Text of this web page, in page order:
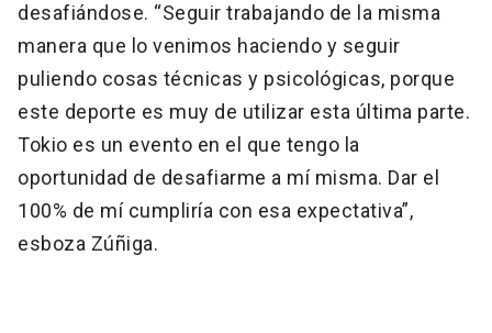
desafiándose. “Seguir trabajando de la misma
manera que lo venimos haciendo y seguir
puliendo cosas técnicas y psicológicas, porque
este deporte es muy de utilizar esta última parte.
Tokio es un evento en el que tengo la
oportunidad de desafiarme a mí misma. Dar el
100% de mí cumpliría con esa expectativa”,
esboza Zúñiga.